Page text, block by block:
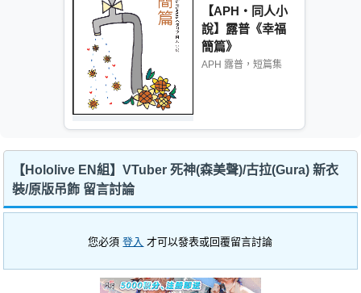
【APH‧同人小
說】露普《幸福
簡篇》
APH 露普，短篇集
【Hololive EN組】VTuber 死神(森美聲)/古拉(Gura) 新衣
裝/原版吊飾 留言討論
您必須登入 才可以發表或回覆留言討論